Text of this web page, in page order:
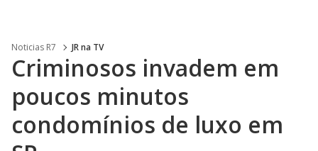
Noticias R7 JR na TV
Criminosos invadem em
poucos minutos
condomínios de luxo em